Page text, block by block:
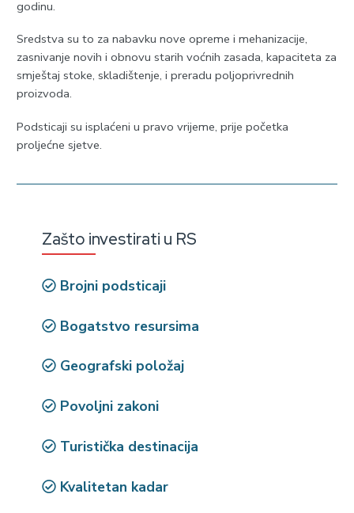
godinu.
Sredstva su to za nabavku nove opreme i mehanizacije,
zasnivanje novih i obnovu starih voćnih zasada, kapaciteta za
smještaj stoke, skladištenje, i preradu poljoprivrednih
proizvoda.
Podsticaji su isplaćeni u pravo vrijeme, prije početka
proljećne sjetve.
Zašto investirati u RS
Brojni podsticaji
Bogatstvo resursima
Geografski položaj
Povoljni zakoni
Turistička destinacija
Kvalitetan kadar